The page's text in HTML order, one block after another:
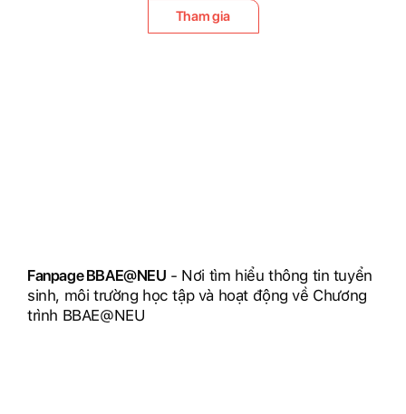
Tham gia
Fanpage BBAE@NEU - Nơi tìm hiểu thông tin tuyển
sinh, môi trường học tập và hoạt động về Chương
trình BBAE@NEU